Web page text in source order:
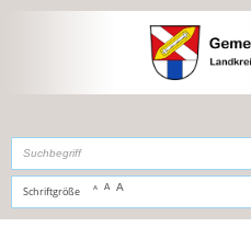
,zur Navigationoderzur
Schriftgröße A A A